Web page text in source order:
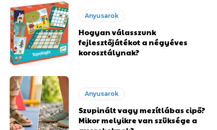
Anyusarok
Hogyan válasszunk
fejlesztőjátékot a négyéves
korosztálynak?
Anyusarok
Szupinált vagy mezítlábas cipő?
Mikor melyikre van szüksége a